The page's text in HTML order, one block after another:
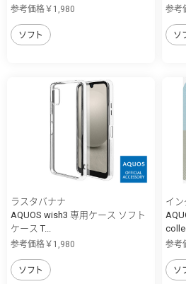
参考価格￥1,980
ソフト
参考
ソ
ラスタバナナ
AQUOS wish3 専用ケース ソフト
ケース T...
参考価格￥1,980
ソフト
イン
参考
ソ